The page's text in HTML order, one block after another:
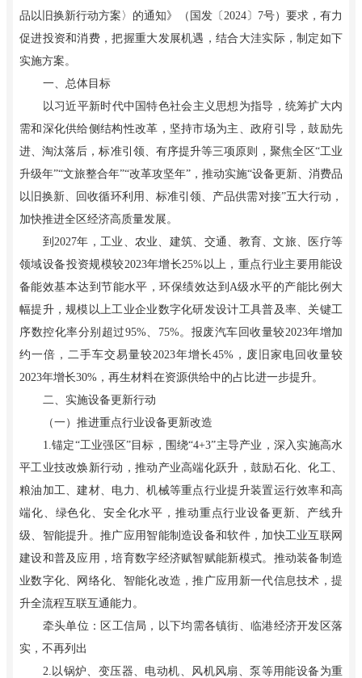
品以旧换新行动方案〉的通知》（国发〔2024〕7号）要求，有力
促进投资和消费，把握重大发展机遇，结合大洼实际，制定如下
实施方案。
一、总体目标
以习近平新时代中国特色社会主义思想为指导，统筹扩大内
需和深化供给侧结构性改革，坚持市场为主、政府引导，鼓励先
进、淘汰落后，标准引领、有序提升等三项原则，聚焦全区“工业
升级年”“文旅整合年”“改革攻坚年”，推动实施“设备更新、消费品
以旧换新、回收循环利用、标准引领、产品供需对接”五大行动，
加快推进全区经济高质量发展。
到2027年，工业、农业、建筑、交通、教育、文旅、医疗等
领域设备投资规模较2023年增长25%以上，重点行业主要用能设
备能效基本达到节能水平，环保绩效达到A级水平的产能比例大
幅提升，规模以上工业企业数字化研发设计工具普及率、关键工
序数控化率分别超过95%、75%。报废汽车回收量较2023年增加
约一倍，二手车交易量较2023年增长45%，废旧家电回收量较
2023年增长30%，再生材料在资源供给中的占比进一步提升。
二、实施设备更新行动
（一）推进重点行业设备更新改造
1.锚定“工业强区”目标，围绕“4+3”主导产业，深入实施高水
平工业技改焕新行动，推动产业高端化跃升，鼓励石化、化工、
粮油加工、建材、电力、机械等重点行业提升装置运行效率和高
端化、绿色化、安全化水平，推动重点行业设备更新、产线升
级、智能提升。推广应用智能制造设备和软件，加快工业互联网
建设和普及应用，培育数字经济赋智赋能新模式。推动装备制造
业数字化、网络化、智能化改造，推广应用新一代信息技术，提
升全流程互联互通能力。
牵头单位：区工信局，以下均需各镇街、临港经济开发区落
实，不再列出
2.以锅炉、变压器、电动机、风机风扇、泵等用能设备为重